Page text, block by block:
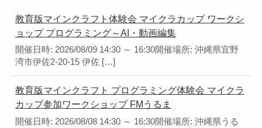
教育版マインクラフト体験会 マイクラカップ ワークシ
ョップ プログラミング～AI・動画編集
開催日時: 2026/08/09 14:30 ～ 16:30開催場所: 沖縄県宜野
湾市伊佐2-20-15 伊佐 […]
教育版マインクラフト プログラミング体験会 マイクラ
カップ参加ワークショップ FMうるま
開催日時: 2026/08/08 14:30 ～ 16:30開催場所: 沖縄県うる